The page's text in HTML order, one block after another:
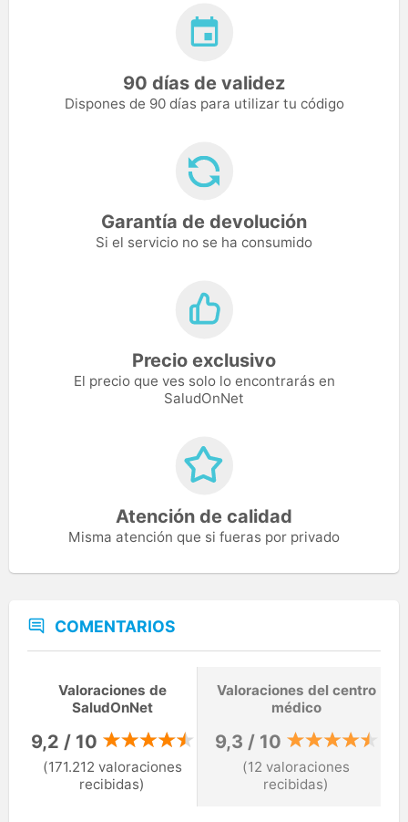
90 días de validez
Dispones de 90 días para utilizar tu código
Garantía de devolución
Si el servicio no se ha consumido
Precio exclusivo
El precio que ves solo lo encontrarás en
SaludOnNet
Atención de calidad
Misma atención que si fueras por privado
COMENTARIOS
Valoraciones de
SaludOnNet
9,2 / 10
(171.212 valoraciones
recibidas)
Valoraciones del centro
médico
9,3 / 10
(12 valoraciones
recibidas)